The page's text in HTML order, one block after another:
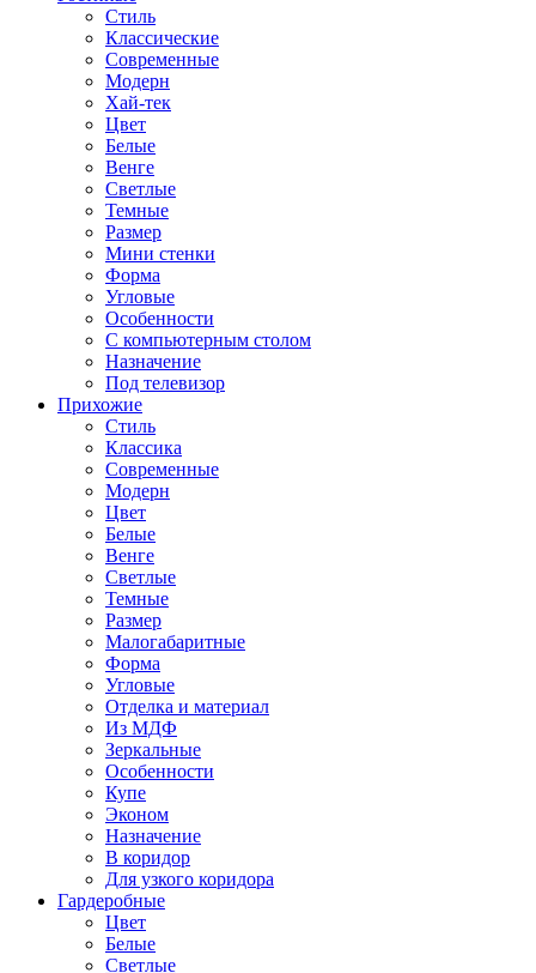
Стиль
Классические
Современные
Модерн
Хай-тек
Цвет
Белые
Венге
Светлые
Темные
Размер
Мини стенки
Форма
Угловые
Особенности
С компьютерным столом
Назначение
Под телевизор
Прихожие
Стиль
Классика
Современные
Модерн
Цвет
Белые
Венге
Светлые
Темные
Размер
Малогабаритные
Форма
Угловые
Отделка и материал
Из МДФ
Зеркальные
Особенности
Купе
Эконом
Назначение
В коридор
Для узкого коридора
Гардеробные
Цвет
Белые
Светлые